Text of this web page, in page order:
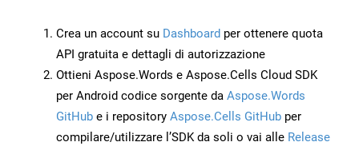
Crea un account su Dashboard per ottenere quota
API gratuita e dettagli di autorizzazione
Ottieni Aspose.Words e Aspose.Cells Cloud SDK
per Android codice sorgente da Aspose.Words
GitHub e i repository Aspose.Cells GitHub per
compilare/utilizzare l’SDK da soli o vai alle Release